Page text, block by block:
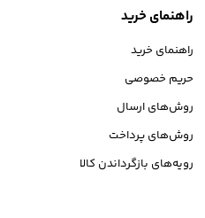
راهنمای خرید
راهنمای خرید
حریم خصوصی
روش‌های ارسال
روش‌های پرداخت
رویه‌های بازگرداندن کالا